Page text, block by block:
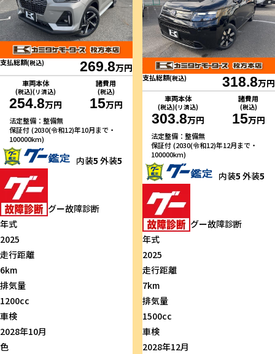
支払総額(税込) 269.8万円
車両本体
(税込)(リ済込)
254.8万円
諸費用
(税込)
15万円
法定整備：整備無
保証付 (2030(令和12)年10月まで・
100000km)
内装5 外装5
グー故障診断
年式
2025
走行距離
6km
排気量
1200cc
車検
2028年10月
色
支払総額(税込) 318.8万円
車両本体
(税込)(リ済込)
303.8万円
諸費用
(税込)
15万円
法定整備：整備無
保証付 (2030(令和12)年12月まで・
100000km)
内装5 外装5
グー故障診断
年式
2025
走行距離
7km
排気量
1500cc
車検
2028年12月